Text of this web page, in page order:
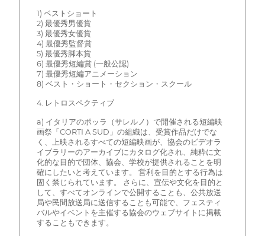
1) ベストショート
2) 最優秀男優賞
3) 最優秀女優賞
4) 最優秀監督賞
5) 最優秀脚本賞
6) 最優秀短編賞 (一般公認)
7) 最優秀短編アニメーション
8) ベスト・ショート・セクション・スクール
4. レトロスペクティブ
a) イタリアのポッラ（サレルノ）で開催される短編映
画祭「CORTI A SUD」の組織は、受賞作品だけでな
く、上映されるすべての短編映画が、協会のビデオラ
イブラリーのアーカイブにカタログ化され、純粋に文
化的な目的で団体、協会、学校が提供されることを明
確にしたいと考えています。 営利を目的とする行為は
固く禁じられています。 さらに、宣伝や文化を目的と
して、すべてオンラインで公開することも、公共放送
局や民間放送局に送信することも可能で、フェスティ
バルやイベントを主催する協会のウェブサイトに掲載
することもできます。